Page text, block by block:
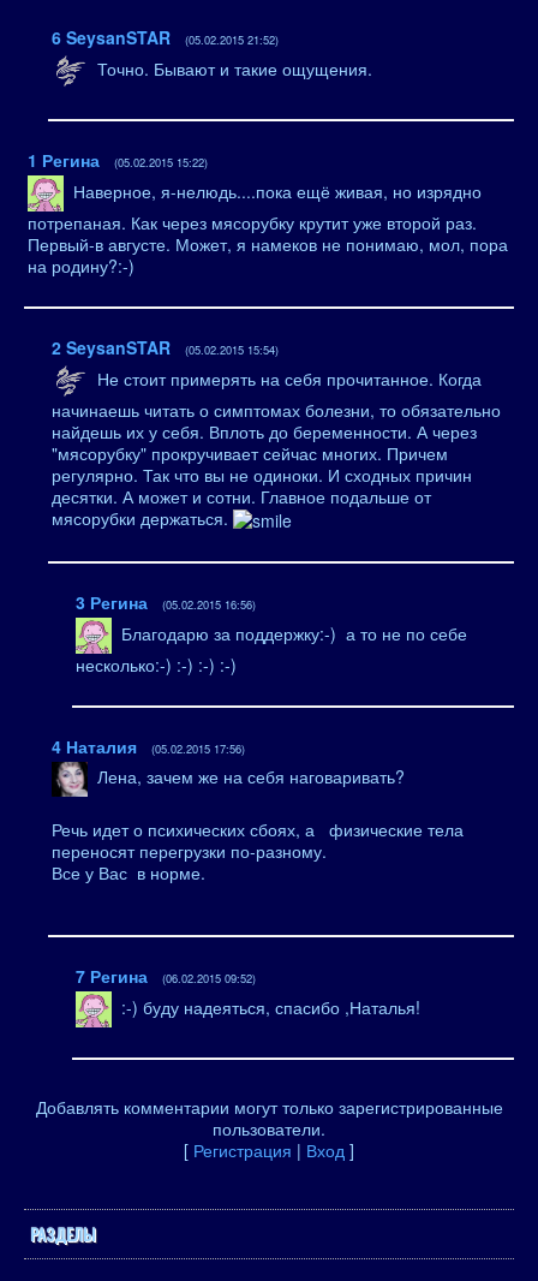
6 SeysanSTAR (05.02.2015 21:52)
Точно. Бывают и такие ощущения.
1 Регина (05.02.2015 15:22)
Наверное, я-нелюдь....пока ещё живая, но изрядно
потрепаная. Как через мясорубку крутит уже второй раз.
Первый-в августе. Может, я намеков не понимаю, мол, пора
на родину?:-)
2 SeysanSTAR (05.02.2015 15:54)
Не стоит примерять на себя прочитанное. Когда
начинаешь читать о симптомах болезни, то обязательно
найдешь их у себя. Вплоть до беременности. А через
"мясорубку" прокручивает сейчас многих. Причем
регулярно. Так что вы не одиноки. И сходных причин
десятки. А может и сотни. Главное подальше от
мясорубки держаться.
3 Регина (05.02.2015 16:56)
Благодарю за поддержку:-) а то не по себе
несколько:-) :-) :-) :-)
4 Наталия (05.02.2015 17:56)
Лена, зачем же на себя наговаривать?
Речь идет о психических сбоях, а физические тела
переносят перегрузки по-разному.
Все у Вас в норме.
7 Регина (06.02.2015 09:52)
:-) буду надеяться, спасибо ,Наталья!
Добавлять комментарии могут только зарегистрированные
пользователи.
[ Регистрация | Вход ]
РАЗДЕЛЫ